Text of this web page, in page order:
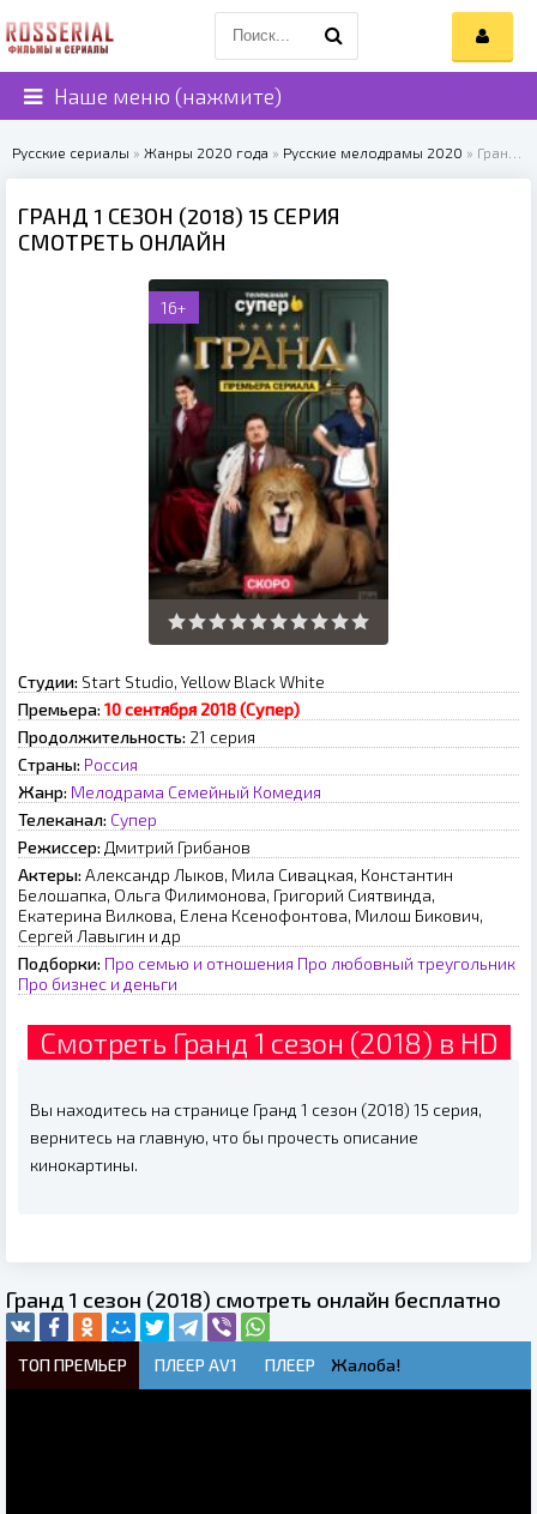
Наше меню (нажмите)
Русские сериалы » Жанры 2020 года » Русские мелодрамы 2020 » Гранд 1 сезон (2018)
ГРАНД 1 СЕЗОН (2018) 15 СЕРИЯ
СМОТРЕТЬ ОНЛАЙН
16+
Студии: Start Studio, Yellow Black White
Премьера: 10 сентября 2018 (Супер)
Продолжительность: 21 серия
Страны: Россия
Жанр: Мелодрама Семейный Комедия
Телеканал: Супер
Режиссер: Дмитрий Грибанов
Актеры: Александр Лыков, Мила Сивацкая, Константин
Белошапка, Ольга Филимонова, Григорий Сиятвинда,
Екатерина Вилкова, Елена Ксенофонтова, Милош Бикович,
Сергей Лавыгин и др
Подборки: Про семью и отношения Про любовный треугольник
Про бизнес и деньги
Смотреть Гранд 1 сезон (2018) в HD
Вы находитесь на странице Гранд 1 сезон (2018) 15 серия,
вернитесь на главную, что бы прочесть описание
кинокартины.
Гранд 1 сезон (2018) смотреть онлайн бесплатно
ТОП ПРЕМЬЕР ПЛЕЕР AV1 ПЛЕЕР Жалоба!